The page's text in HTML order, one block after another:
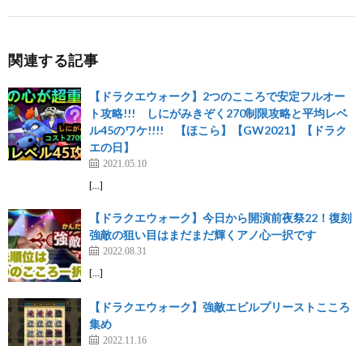
関連する記事
【ドラクエウォーク】2つのこころで安定フルオー
ト攻略!!! しにがみきぞく270制限攻略と平均レベ
ル45のワケ!!!! 【ほこら】【GW2021】【ドラク
エの日】
2021.05.10
[…]
【ドラクエウォーク】今日から開演前夜祭22！復刻
強敵の狙い目はまだまだ輝くアノ心一択です
2022.08.31
[…]
【ドラクエウォーク】強敵エビルプリーストこころ
集め
2022.11.16